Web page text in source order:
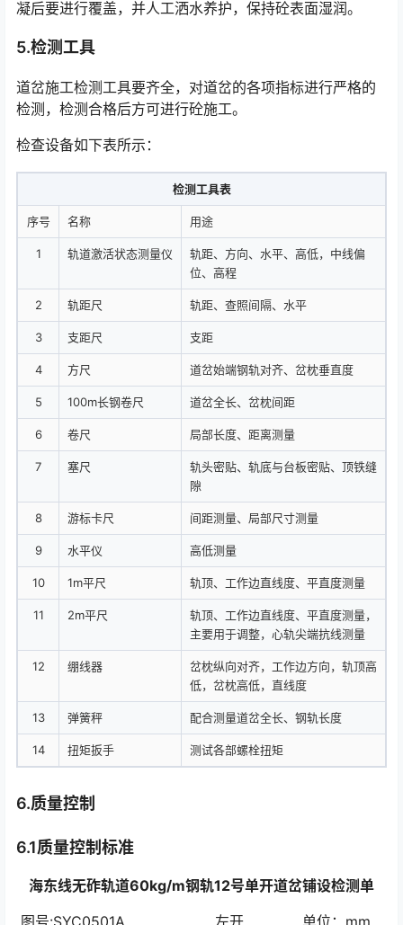
凝后要进行覆盖，并人工洒水养护，保持砼表面湿润。󠅅󠅃󠄵󠅂󠄪󠇖󠆨󠆨󠇕󠆞󠆒󠅬󠇘󠆭󠆘󠇙󠆝󠅵󠇗󠆭󠆁󠄐󠇗󠅹󠅸󠇖󠆍󠅳󠇖󠅹󠅰󠇖󠆌󠅹
5.检测工具
道岔施工检测工具要齐全，对道岔的各项指标进行严格的
检测，检测合格后方可进行砼施工。
检查设备如下表所示：
检测工具表
序号 名称 用途
1 轨道激活状态测量仪
轨距、方向、水平、高低，中线偏
位、高程
2 轨距尺 轨距、查照间隔、水平
3 支距尺 支距
4 方尺 道岔始端钢轨对齐、岔枕垂直度
5 100m长钢卷尺 道岔全长、岔枕间距
6 卷尺 局部长度、距离测量
7 塞尺
轨头密贴、轨底与台板密贴、顶铁缝
隙
8 游标卡尺 间距测量、局部尺寸测量
9 水平仪 高低测量
10 1m平尺 轨顶、工作边直线度、平直度测量
11 2m平尺
轨顶、工作边直线度、平直度测量，
主要用于调整，心轨尖端抗线测量
12 绷线器
岔枕纵向对齐，工作边方向，轨顶高
低，岔枕高低，直线度
13 弹簧秤 配合测量道岔全长、钢轨长度
14 扭矩扳手 测试各部螺栓扭矩
6.质量控制
6.1质量控制标准
海东线无砟轨道60kg/m钢轨12号单开道岔铺设检测单
图号:SYC0501A 左开 单位：mm